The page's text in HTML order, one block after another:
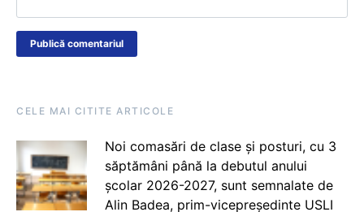
CELE MAI CITITE ARTICOLE
Noi comasări de clase și posturi, cu 3
săptămâni până la debutul anului
școlar 2026-2027, sunt semnalate de
Alin Badea, prim-vicepreședinte USLI